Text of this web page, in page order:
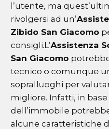
l’utente, ma
rivolgersi ad un’
Zibido San Giacomo
consigli.L’Assistenza
San Giacomo
tecnico o comunque
sopralluoghi per
migliore. Infatti, in
dell’immobile
alcune caratteristiche